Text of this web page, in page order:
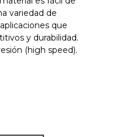
variedad de
que
y durabilidad.
(high speed).